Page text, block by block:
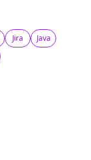
Jira
Java